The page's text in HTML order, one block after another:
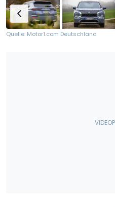
Quelle: Motor1.com Deutschland